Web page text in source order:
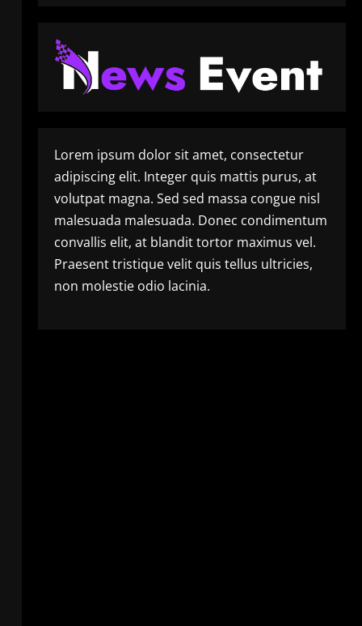
Lorem ipsum dolor sit amet, consectetur
adipiscing elit. Integer quis mattis purus, at
volutpat magna. Sed sed massa congue nisl
malesuada malesuada. Donec condimentum
convallis elit, at blandit tortor maximus vel.
Praesent tristique velit quis tellus ultricies,
non molestie odio lacinia.